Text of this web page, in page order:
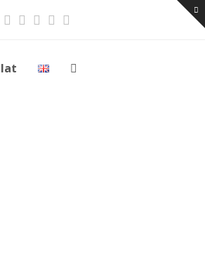
Facebook
Instagram
Youtube
RSS Email
lat